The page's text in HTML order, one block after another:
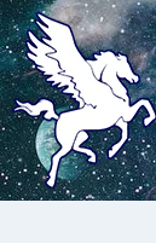
Doorgaan
naar
inhoud